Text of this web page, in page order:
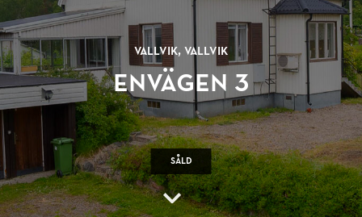
Vallvik, Vallvik
Envägen 3
Såld